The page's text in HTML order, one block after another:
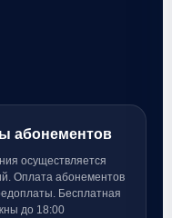
абонементов
осуществляется
Оплата абонементов
Бесплатная
до 18:00